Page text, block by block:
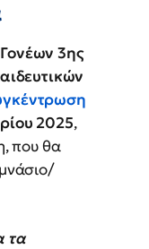
3ης
2025,
που θα
τα